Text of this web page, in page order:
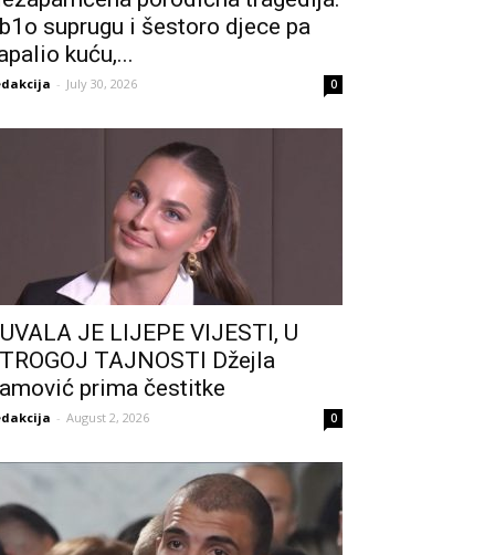
suprugu i šestoro djece pa
kuću,...
- July 30, 2026 0
JE LIJEPE VIJESTI, U
TAJNOSTI Džejla
prima čestitke
- August 2, 2026 0